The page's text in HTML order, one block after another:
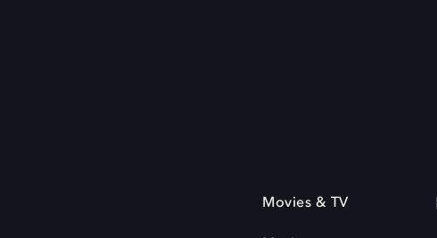
Movies & TV